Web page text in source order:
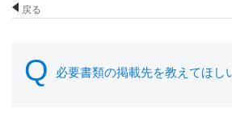
戻る
必要書類の掲載先を教えてほし